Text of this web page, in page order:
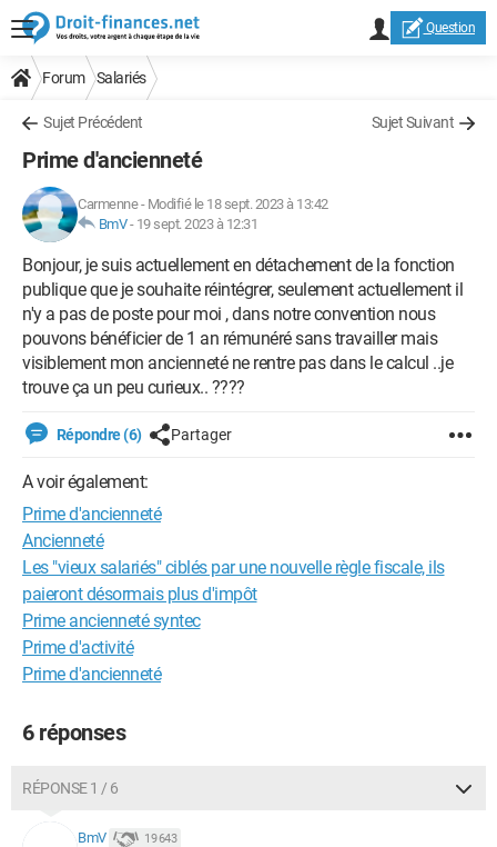
Question
Forum Salariés
Sujet Précédent Sujet Suivant
Prime d'ancienneté
Carmenne- Modifié le 18 sept. 2023 à 13:42
BmV- 19 sept. 2023 à 12:31
Bonjour, je suis actuellement en détachement de la fonction
publique que je souhaite réintégrer, seulement actuellement il
n'y a pas de poste pour moi , dans notre convention nous
pouvons bénéficier de 1 an rémunéré sans travailler mais
visiblement mon ancienneté ne rentre pas dans le calcul ..je
trouve ça un peu curieux.. ????
Répondre (6) Partager
A voir également:
Prime d'ancienneté
Ancienneté
Les "vieux salariés" ciblés par une nouvelle règle fiscale, ils
paieront désormais plus d'impôt
Prime ancienneté syntec
Prime d'activité
Prime d'ancienneté
6 réponses
RÉPONSE 1 / 6
BmV 19 643